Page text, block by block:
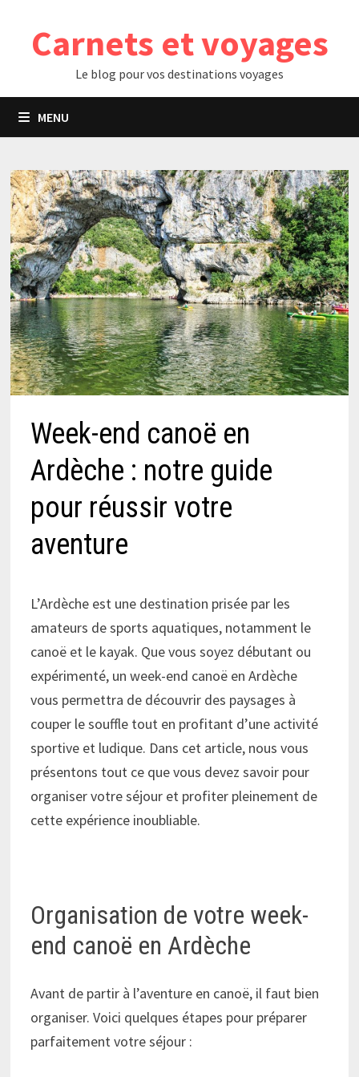
contenuCarnets et voyages
Le blog pour vos destinations voyages
MENU
Week-end canoë en
Ardèche : notre guide
pour réussir votre
aventure
L’Ardèche est une destination prisée par les
amateurs de sports aquatiques, notamment le
canoë et le kayak. Que vous soyez débutant ou
expérimenté, un week-end canoë en Ardèche
vous permettra de découvrir des paysages à
couper le souffle tout en profitant d’une activité
sportive et ludique. Dans cet article, nous vous
présentons tout ce que vous devez savoir pour
organiser votre séjour et profiter pleinement de
cette expérience inoubliable.
Organisation de votre week-
end canoë en Ardèche
Avant de partir à l’aventure en canoë, il faut bien
organiser. Voici quelques étapes pour préparer
parfaitement votre séjour :